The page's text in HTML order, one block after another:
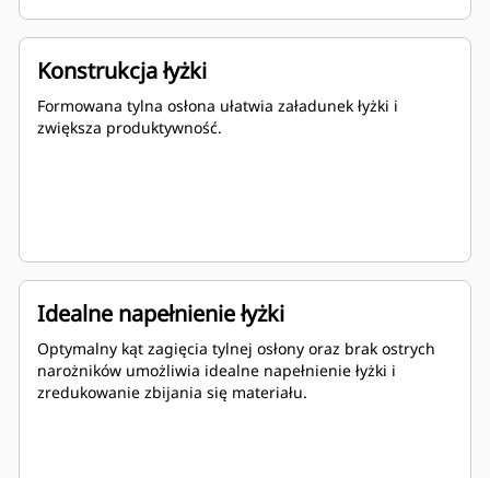
Konstrukcja łyżki
Formowana tylna osłona ułatwia załadunek łyżki i
zwiększa produktywność.
Idealne napełnienie łyżki
Optymalny kąt zagięcia tylnej osłony oraz brak ostrych
narożników umożliwia idealne napełnienie łyżki i
zredukowanie zbijania się materiału.